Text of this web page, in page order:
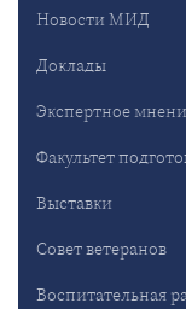
Новости МИД
Доклады
Экспертное
Факультет
Выставки
Совет ветеранов
Воспитательная